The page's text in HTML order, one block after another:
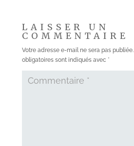
LAISSER UN
COMMENTAIRE
Votre adresse e-mail ne sera pas publiée.
obligatoires sont indiqués avec *